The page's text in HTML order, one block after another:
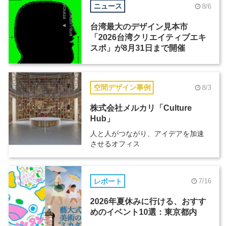
ニュース 8/6
台湾最大のデザイン見本市
「2026台湾クリエイティブエキ
スポ」が8月31日まで開催
空間デザイン事例 8/3
株式会社メルカリ「Culture
Hub」
人と人がつながり、アイデアを加速
させるオフィス
レポート 7/16
2026年夏休みに行ける、おすす
めのイベント10選：東京都内